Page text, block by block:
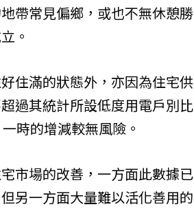
帶常見偏鄉，或也不無休憩勝
。
住滿的狀態外，亦因為住宅供
過其統計所設低度用電戶別比
時的增減較無風險。
市場的改善，一方面此數據已
另一方面大量難以活化善用的